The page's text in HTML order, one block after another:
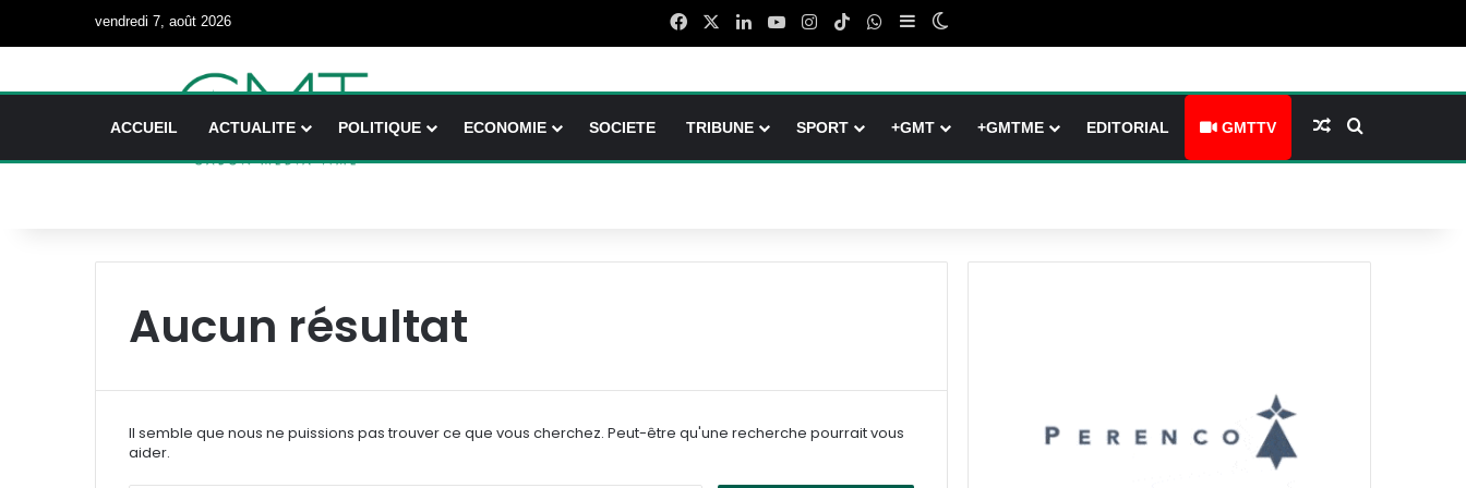
vendredi 7, août 2026 FacebookLinkedinYouTubeInstagram
TikTokWhatsApp
Sidebar (barre latérale)
ACCUEIL ACTUALITE POLITIQUE ECONOMIE SOCIETE TRIBUNE SPORT +GMT +GMTME EDITORIAL GMTTV Article Aléatoire
Aucun résultat
Il semble que nous ne puissions pas trouver ce que vous cherchez. Peut-être qu'une recherche pourrait vous
aider.